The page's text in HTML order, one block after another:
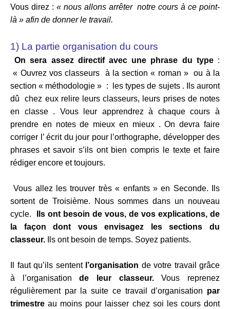
Vous direz : « nous allons arrêter notre cours à ce point-
là » afin de donner le travail.
1) La partie organisation du cours
On sera assez directif avec une phrase du type:
« Ouvrez vos classeurs à la section « roman » ou à la
section « méthodologie » : les types de sujets . Ils auront
dû chez eux relire leurs classeurs, leurs prises de notes
en classe . Vous leur apprendrez à chaque cours à
prendre en notes de mieux en mieux . On devra faire
corriger l’ écrit du jour pour l’orthographe, développer des
phrases et savoir s’ils ont bien compris le texte et faire
rédiger encore et toujours.
Vous allez les trouver très « enfants » en Seconde. Ils
sortent de Troisième. Nous sommes dans un nouveau
cycle.
Ils ont besoin de vous, de vos explications, de
la façon dont vous envisagez les sections du
classeur.
Ils ont besoin de temps. Soyez patients.
Il faut qu’ils sententl’organisation de votre travail grâce
à l’organisationde leur classeur.Vous reprenez
régulièrement par la suite ce travail d’organisation par
trimestre au moins pour laisser chez soi les cours dont